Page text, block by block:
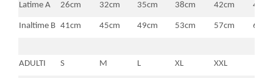
Latime A 26cm 32cm 35cm 38cm 42cm 46cm
Inaltime B 41cm 45cm 49cm 53cm 57cm 61cm
ADULTI S M L XL XXL